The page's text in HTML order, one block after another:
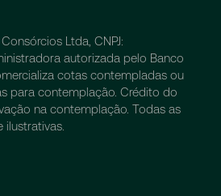
Ltda, CNPJ:
autorizada pelo Banco
cotas contempladas ou
para contemplação. Crédito do
na contemplação. Todas as
ilustrativas.